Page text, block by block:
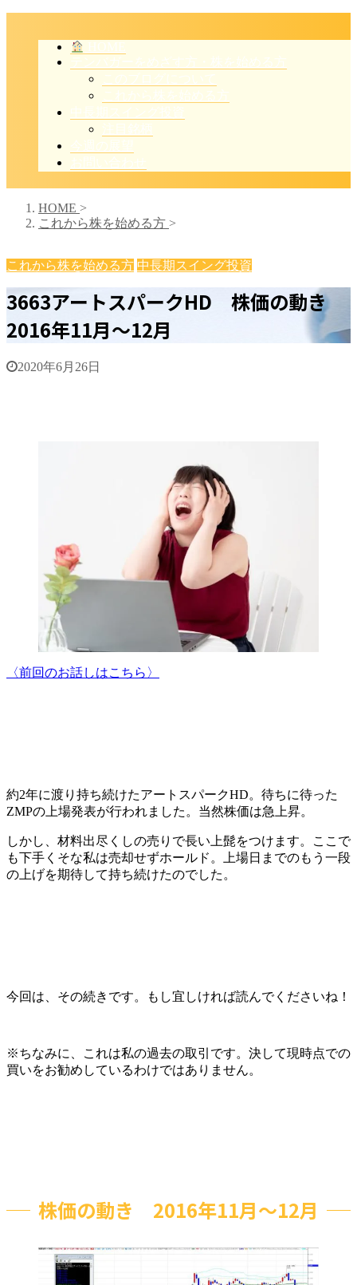
HOME
テンバガーをめざす方・株を始める方
このブログについて
これから株を始める方
中長期スイング投資
注目銘柄
今週の展望
お問い合わせ
HOME >
これから株を始める方 >
これから株を始める方 中長期スイング投資
3663アートスパークHD 株価の動き
2016年11月～12月
2020年6月26日
〈前回のお話しはこちら〉
約2年に渡り持ち続けたアートスパークHD。待ちに待った
ZMPの上場発表が行われました。当然株価は急上昇。
しかし、材料出尽くしの売りで長い上髭をつけます。ここで
も下手くそな私は売却せずホールド。上場日までのもう一段
の上げを期待して持ち続けたのでした。
今回は、その続きです。もし宜しければ読んでくださいね！
※ちなみに、これは私の過去の取引です。決して現時点での
買いをお勧めしているわけではありません。
株価の動き 2016年11月～12月